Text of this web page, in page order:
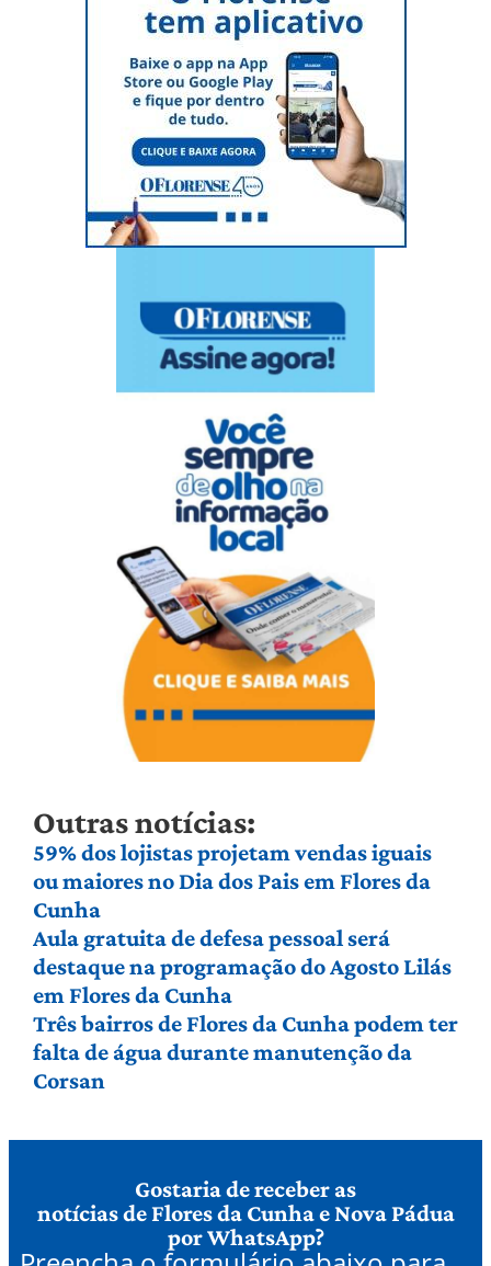
Outras notícias:
59% dos lojistas projetam vendas iguais
ou maiores no Dia dos Pais em Flores da
Cunha
Aula gratuita de defesa pessoal será
destaque na programação do Agosto Lilás
em Flores da Cunha
Três bairros de Flores da Cunha podem ter
falta de água durante manutenção da
Corsan
Gostaria de receber as
notícias de Flores da Cunha e Nova Pádua
por WhatsApp?